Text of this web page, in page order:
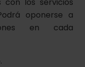
oponerse a
en cada